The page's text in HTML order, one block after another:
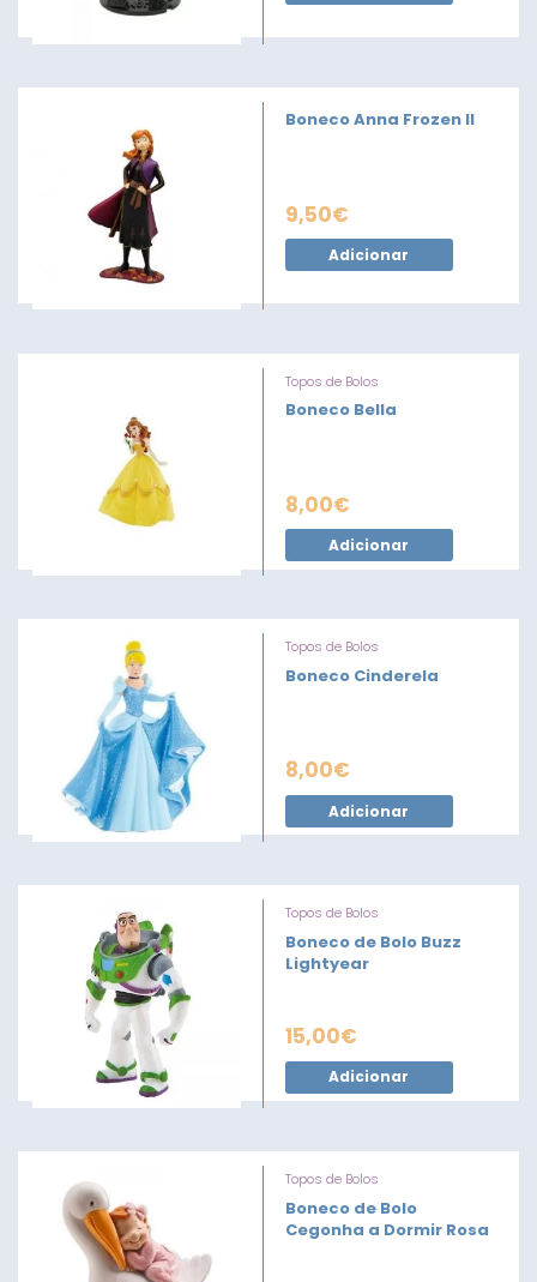
Boneco Anna Frozen II
9,50€
Adicionar
Topos de Bolos
Boneco Bella
8,00€
Adicionar
Topos de Bolos
Boneco Cinderela
8,00€
Adicionar
Topos de Bolos
Boneco de Bolo Buzz
Lightyear
15,00€
Adicionar
Topos de Bolos
Boneco de Bolo
Cegonha a Dormir Rosa